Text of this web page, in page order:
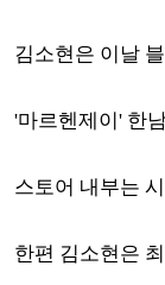
김소현은 이날
'마르헨제이' 한
스토어 내부는
한편 김소현은